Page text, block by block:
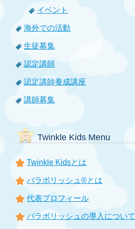
イベント
海外での活動
生徒募集
認定講師
認定講師養成講座
講師募集
Twinkle Kids Menu
Twinkle Kidsとは
バラボリッシュ®とは
代表プロフィール
バラボリッシュの導入について